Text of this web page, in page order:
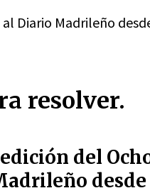
Diario Madrileño
resolver.
del
desde